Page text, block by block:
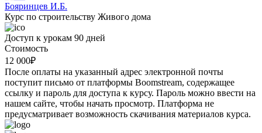
Бояринцев И.Б.
Курс по строительству Живого дома
Доступ к урокам 90 дней
Стоимость
12 000₽
После оплаты на указанный адрес электронной почты
поступит письмо от платформы Boomstream, содержащее
ссылку и пароль для доступа к курсу. Пароль можно ввести на
нашем сайте, чтобы начать просмотр. Платформа не
предусматривает возможность скачивания материалов курса.